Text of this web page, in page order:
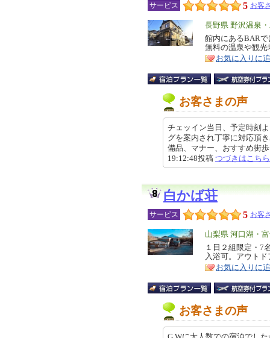
サービス 5 お客
エ
リ
ア
長野県 野沢温泉
特
徴
館内にあるBAR
無料の温泉や観
お気に入りに
お客さまの声
チェッイン当日、予定時刻
グを案内され丁寧に対応頂
備品、マナー、おすすめ街
19:12:48投稿 つづきはこちら
白かば荘
サービス 5 お客
エ
リ
ア
山梨県 河口湖・
特
徴
１日２組限定・7
入浴可。アウト
お気に入りに
お客さまの声